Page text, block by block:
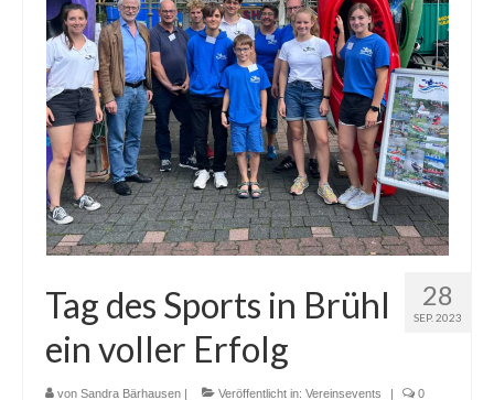
28
SEP. 2023
Tag des Sports in Brühl
ein voller Erfolg
von Sandra Bärhausen Veröffentlicht in: Vereinsevents 0